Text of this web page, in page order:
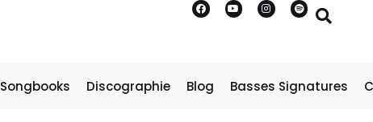
Songbooks Discographie Blog Basses Signatures